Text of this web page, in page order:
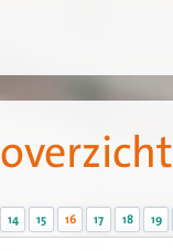
overzicht
14 15 16 17 18 19